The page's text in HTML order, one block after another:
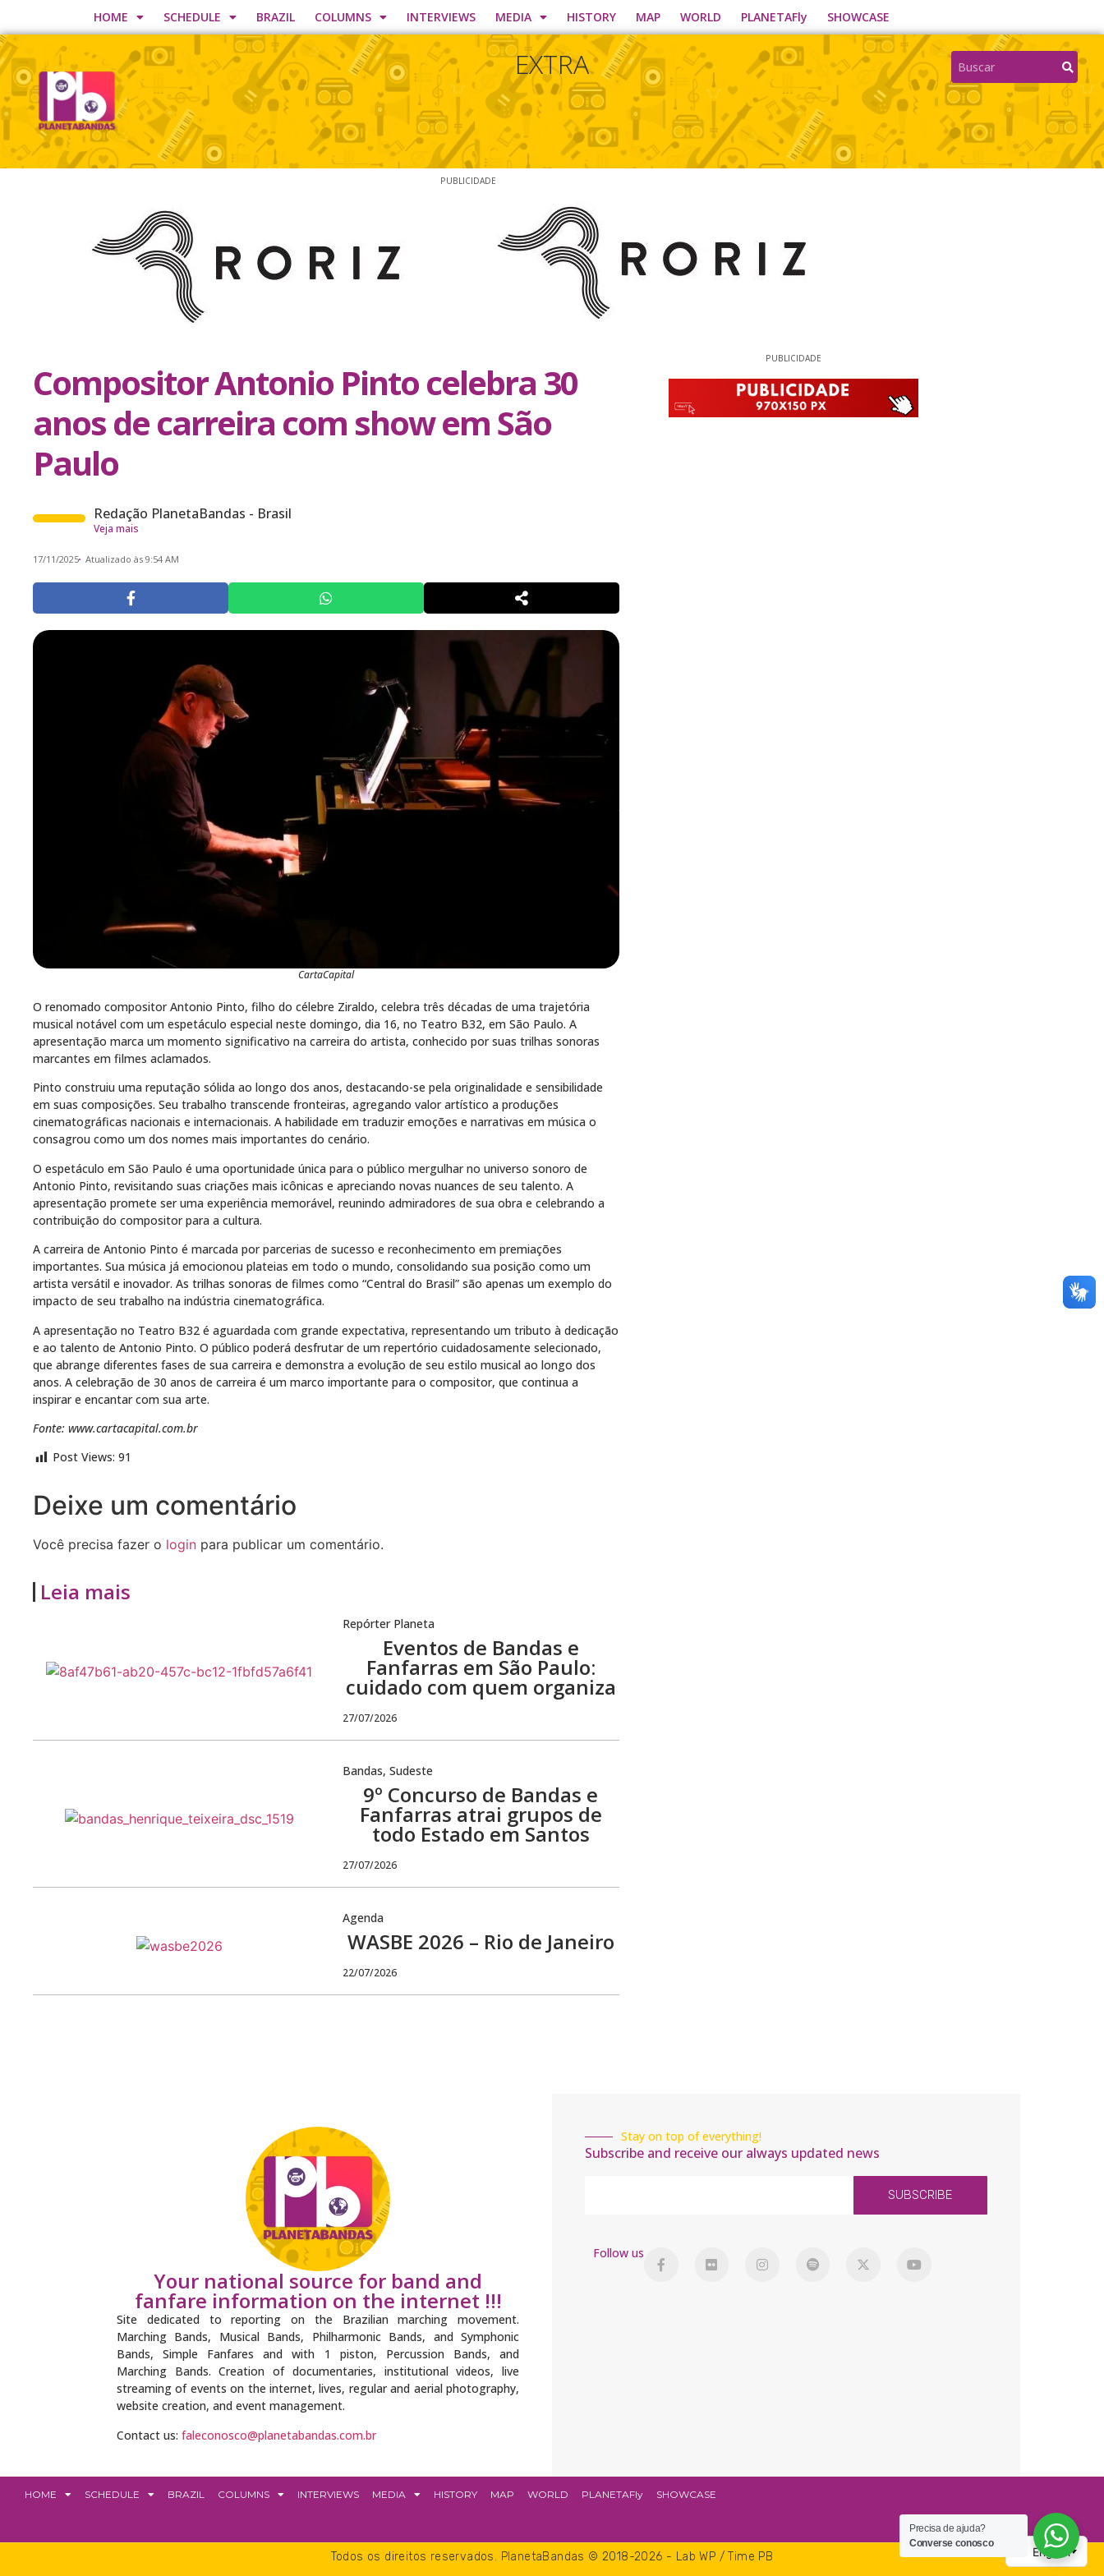
HOME SCHEDULE BRAZIL COLUMNS INTERVIEWS MEDIA HISTORY MAP WORLD PLANETAFly SHOWCASE
EXTRA
PUBLICIDADE
Compositor Antonio Pinto celebra 30
anos de carreira com show em São
Paulo
Redação PlanetaBandas - Brasil
Veja mais
17/11/2025 Atualizado às 9:54 AM
CartaCapital
O renomado compositor Antonio Pinto, filho do célebre Ziraldo, celebra três décadas de uma trajetória
musical notável com um espetáculo especial neste domingo, dia 16, no Teatro B32, em São Paulo. A
apresentação marca um momento significativo na carreira do artista, conhecido por suas trilhas sonoras
marcantes em filmes aclamados.
Pinto construiu uma reputação sólida ao longo dos anos, destacando-se pela originalidade e sensibilidade
em suas composições. Seu trabalho transcende fronteiras, agregando valor artístico a produções
cinematográficas nacionais e internacionais. A habilidade em traduzir emoções e narrativas em música o
consagrou como um dos nomes mais importantes do cenário.
O espetáculo em São Paulo é uma oportunidade única para o público mergulhar no universo sonoro de
Antonio Pinto, revisitando suas criações mais icônicas e apreciando novas nuances de seu talento. A
apresentação promete ser uma experiência memorável, reunindo admiradores de sua obra e celebrando a
contribuição do compositor para a cultura.
A carreira de Antonio Pinto é marcada por parcerias de sucesso e reconhecimento em premiações
importantes. Sua música já emocionou plateias em todo o mundo, consolidando sua posição como um
artista versátil e inovador. As trilhas sonoras de filmes como “Central do Brasil” são apenas um exemplo do
impacto de seu trabalho na indústria cinematográfica.
A apresentação no Teatro B32 é aguardada com grande expectativa, representando um tributo à dedicação
e ao talento de Antonio Pinto. O público poderá desfrutar de um repertório cuidadosamente selecionado,
que abrange diferentes fases de sua carreira e demonstra a evolução de seu estilo musical ao longo dos
anos. A celebração de 30 anos de carreira é um marco importante para o compositor, que continua a
inspirar e encantar com sua arte.
Fonte: www.cartacapital.com.br
Post Views: 91
Deixe um comentário
Você precisa fazer o login para publicar um comentário.
Leia mais
Repórter Planeta
Eventos de Bandas e
Fanfarras em São Paulo:
cuidado com quem organiza
27/07/2026
Bandas, Sudeste
9º Concurso de Bandas e
Fanfarras atrai grupos de
todo Estado em Santos
27/07/2026
Agenda
WASBE 2026 – Rio de Janeiro
22/07/2026
PUBLICIDADE
Your national source for band and
fanfare information on the internet !!!
Site dedicated to reporting on the Brazilian marching movement.
Marching Bands, Musical Bands, Philharmonic Bands, and Symphonic
Bands, Simple Fanfares and with 1 piston, Percussion Bands, and
Marching Bands. Creation of documentaries, institutional videos, live
streaming of events on the internet, lives, regular and aerial photography,
website creation, and event management.
Contact us: faleconosco@planetabandas.com.br
Stay on top of everything!
Subscribe and receive our always updated news
SUBSCRIBE
Follow us
HOME SCHEDULE BRAZIL COLUMNS INTERVIEWS MEDIA HISTORY MAP WORLD PLANETAFly SHOWCASE
Todos os direitos reservados. PlanetaBandas © 2018-2026 - Lab WP / Time PB
Precisa de ajuda?
Converse conosco